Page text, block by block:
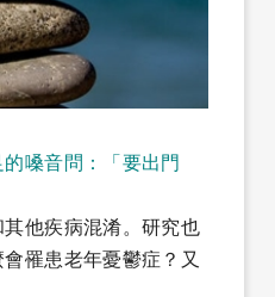
嗓音問：「要出門
他疾病混淆。研究也
罹患老年憂鬱症？又